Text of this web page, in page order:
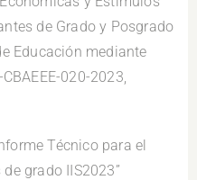
de Grado y Posgrado
Educación mediante
020-2023,
Técnico para el
grado IIS2023”